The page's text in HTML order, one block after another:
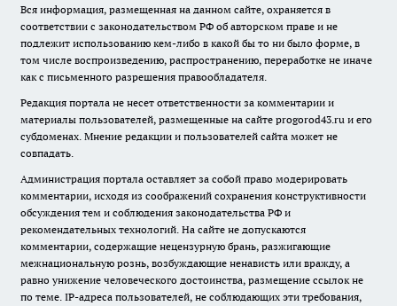
Вся информация, размещенная на данном сайте, охраняется в
соответствии с законодательством РФ об авторском праве и не
подлежит использованию кем-либо в какой бы то ни было форме, в
том числе воспроизведению, распространению, переработке не иначе
как с письменного разрешения правообладателя.
Редакция портала не несет ответственности за комментарии и
материалы пользователей, размещенные на сайте progorod43.ru и его
субдоменах. Мнение редакции и пользователей сайта может не
совпадать.
Администрация портала оставляет за собой право модерировать
комментарии, исходя из соображений сохранения конструктивности
обсуждения тем и соблюдения законодательства РФ и
рекомендательных технологий. На сайте не допускаются
комментарии, содержащие нецензурную брань, разжигающие
межнациональную рознь, возбуждающие ненависть или вражду, а
равно унижение человеческого достоинства, размещение ссылок не
по теме. IP-адреса пользователей, не соблюдающих эти требования,